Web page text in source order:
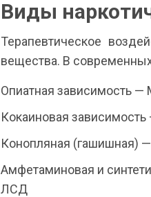
Виды
Терапевтическое
вещества. В
Опиатная зависимость —
Кокаиновая
Конопляная (гашишная)
Амфетаминовая и
ЛСД